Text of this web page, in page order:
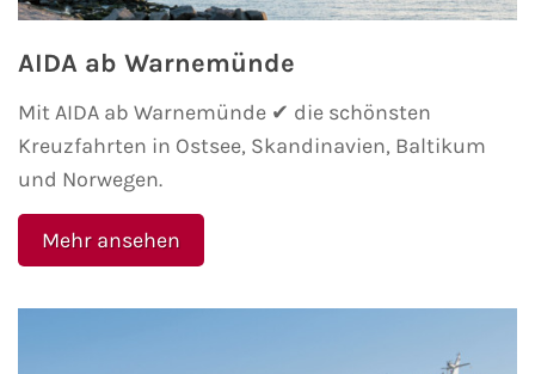
Mein Schiff Westeuropa
Mein Schiff Nordamerika
Mein Schiff Transreisen
Mein Schiff Ostsee
AIDA ab Warnemünde
Mit AIDA ab Warnemünde ✔ die schönsten
Kreuzfahrten in Ostsee, Skandinavien, Baltikum
und Norwegen.
Mehr ansehen